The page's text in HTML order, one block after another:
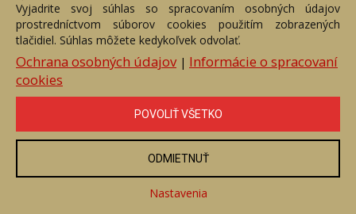
Hlavná stránka Aukčný katalóg
Objednávka dražby
Termíny aukcií
Online Aukcia
DARTE AUKČNÁ SPOLOČNOSŤ s.r.o. © 2007 - 2026
Akékoľvek používanie obrazových a textových súčastí tejto stránky je
podmienené výslovným súhlasom jej vlastníka. Všetky práva sú
vyhradené.
Vyjadrite svoj súhlas so spracovaním osobných údajov
prostredníctvom súborov cookies použitím zobrazených
tlačidiel. Súhlas môžete kedykoľvek odvolať.
Ochrana osobných údajov| Informácie o spracovaní
cookies
POVOLIŤ VŠETKO
ODMIETNUŤ
Nastavenia